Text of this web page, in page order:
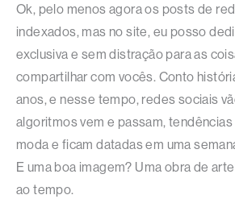
Ok, pelo menos agora os posts de
indexados, mas no site, eu posso
exclusiva e sem distração para as
compartilhar com vocês. Conto
anos, e nesse tempo, redes sociais
algoritmos vem e passam, tendências
moda e ficam datadas em uma
E uma boa imagem? Uma obra de
ao tempo.